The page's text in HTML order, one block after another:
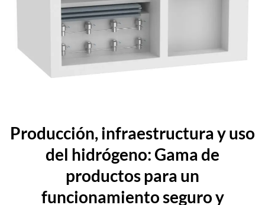
Producción, infraestructura y uso
del hidrógeno: Gama de
productos para un
funcionamiento seguro y